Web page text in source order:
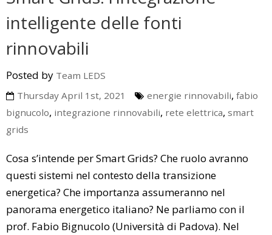
intelligente delle fonti
rinnovabili
Posted by Team LEDS
Thursday April 1st, 2021
energie rinnovabili, fabio
bignucolo, integrazione rinnovabili, rete elettrica, smart
grids
Cosa s’intende per Smart Grids? Che ruolo avranno
questi sistemi nel contesto della transizione
energetica? Che importanza assumeranno nel
panorama energetico italiano? Ne parliamo con il
prof. Fabio Bignucolo (Università di Padova). Nel